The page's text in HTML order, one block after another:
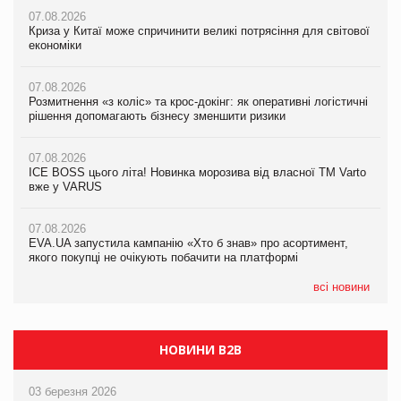
07.08.2026
Криза у Китаї може спричинити великі потрясіння для світової
економіки
07.08.2026
Розмитнення «з коліс» та крос-докінг: як оперативні логістичні
рішення допомагають бізнесу зменшити ризики
07.08.2026
ICE BOSS цього літа! Новинка морозива від власної ТМ Varto
вже у VARUS
07.08.2026
EVA.UA запустила кампанію «Хто б знав» про асортимент,
якого покупці не очікують побачити на платформі
всі новини
07.08.2026
ICE BOSS цього літа! Новинка морозива від власної ТМ Varto
07.08.2026
EVA.UA запустила кампанію «Хто б знав» про асортимент,
06.08.2026
Смачна новинка для хвостатих: у VARUS з’явилися паучі
05.08.2026
Мережа супермаркетів VARUS купує мережу магазинів
07.08.2026
Криза у Китаї може спричинити великі потрясіння для світової
економіки
07.08.2026
Kraft Heinz скоротила збиток у першому півріччі
Продажі Hugo Boss впали на 9%
НОВИНИ B2B
03 березня 2026